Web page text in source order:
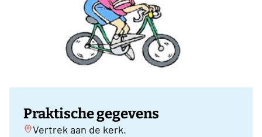
Praktische gegevens
Vertrek aan de kerk.